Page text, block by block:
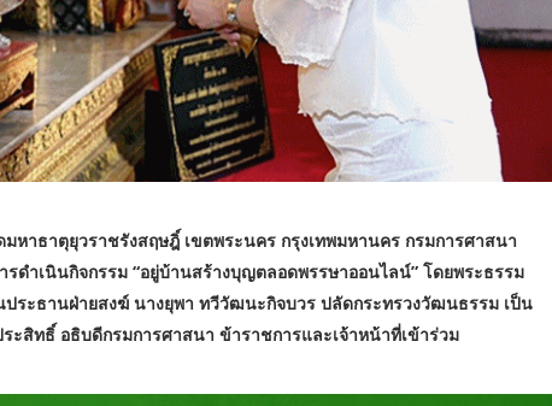
หาธาตุยุวราชรังสฤษฎิ์ เขตพระนคร กรุงเทพมหานคร กรมการศาสนา
ดำเนินกิจกรรม “อยู่บ้านสร้างบุญตลอดพรรษาออนไลน์” โดยพระธรรม
ระธานฝ่ายสงฆ์ นางยุพา ทวีวัฒนะกิจบวร ปลัดกระทรวงวัฒนธรรม เป็น
สิทธิ์ อธิบดีกรมการศาสนา ข้าราชการและเจ้าหน้าที่เข้าร่วม